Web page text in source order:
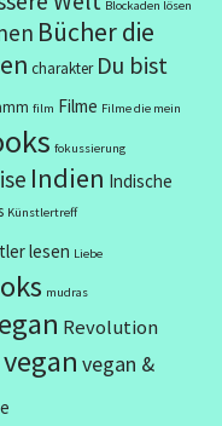
Blockaden lösen
Bücher die
charakter Du bist
film Filme Filme die mein
fokussierung
Indien Indische
Künstlertreff
lesen Liebe
mudras
Revolution
vegan vegan &